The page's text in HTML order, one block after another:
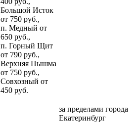
Большой Исток
от 750 руб.,
п. Медный от
650 руб.,
п. Горный Щит
от 790 руб.,
Верхняя Пышма
от 750 руб.,
Совхозный от
450 руб.
за пределами города
Екатеринбург